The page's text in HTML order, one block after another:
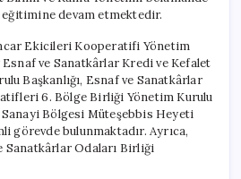
devam etmektedir.
Ekicileri Kooperatifi Yönetim
Esnaf ve Sanatkârlar Kredi ve Kefalet
Başkanlığı, Esnaf ve Sanatkârlar
6. Bölge Birliği Yönetim Kurulu
Bölgesi Müteşebbis Heyeti
görevde bulunmaktadır. Ayrıca,
Sanatkârlar Odaları Birliği